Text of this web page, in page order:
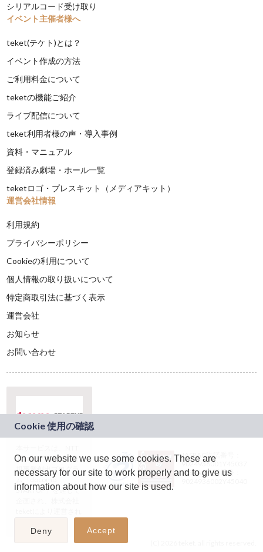
シリアルコード受け取り
イベント主催者様へ
teket(テケト)とは？
イベント作成の方法
ご利用料金について
teketの機能ご紹介
ライブ配信について
teket利用者様の声・導入事例
資料・マニュアル
登録済み劇場・ホール一覧
teketロゴ・プレスキット（メディアキット）
運営会社情報
利用規約
プライバシーポリシー
Cookieの利用について
個人情報の取り扱いについて
特定商取引法に基づく表示
運営会社
お知らせ
お問い合わせ
ドコモグループの新
規事業創出プログラ
ム「docomo
STARTUP」を通じて
JASRAC許諾番号：
9024936001Y45037
JASRAC許諾番号：
On our website we use some cookies. These are
necessary for our site to work properly and to give us
information about how our site is used.
Deny Accept